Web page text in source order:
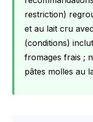
restriction)
et au lait cru
(conditions)
fromages frais ;
pâtes molles au